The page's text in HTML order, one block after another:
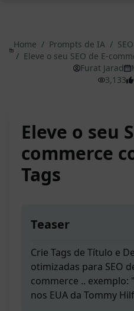
Home / Prompts de IA /
/ Eleve o seu SEO de E-
Furat Jarad
3,133
Eleve o seu
commerce
Tags
Teaser
Crie Tags de Título e
otimizadas para SEO
commerce .. exemplo:
nos EUA da Tommy